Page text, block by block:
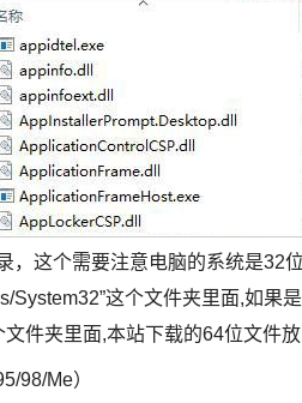
，这个需要注意电脑的系统是32
System32”这个文件夹里面,如果
件夹里面,本站下载的64位文件
98/Me）